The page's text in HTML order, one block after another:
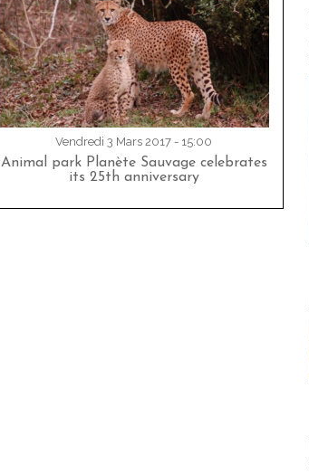
Vendredi 3 Mars 2017 - 15:00
Animal park Planète Sauvage celebrates
its 25th anniversary